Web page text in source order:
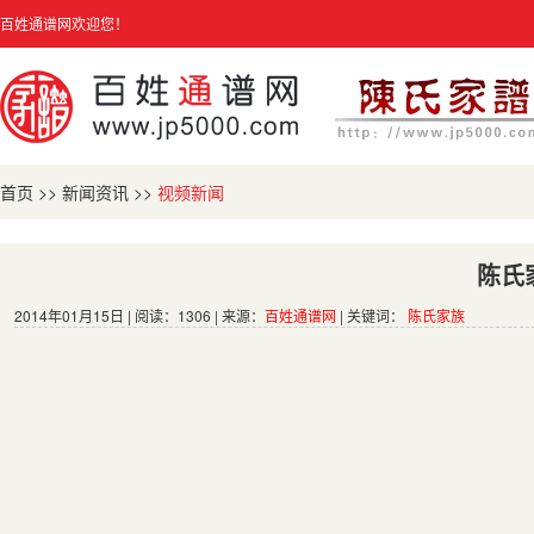
百姓通谱网欢迎您！
首页 >> 新闻资讯 >> 视频新闻
陈氏
2014年01月15日 | 阅读：1306 | 来源： 百姓通谱网 | 关键词： 陈氏家族